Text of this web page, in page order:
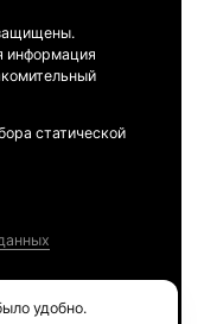
информация
статической
удобно.